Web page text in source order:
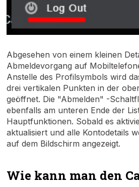
Abgesehen von einem kleinen
Abmeldevorgang auf
Anstelle des Profilsymbols wird
drei vertikalen Punkten in der
geöffnet. Die "Abmelden" -
ebenfalls am unteren Ende der
Hauptfunktionen. Sobald es
aktualisiert und alle Kontodetails
auf dem Bildschirm angezeigt.
Wie kann man den